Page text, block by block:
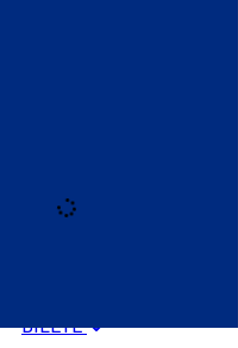
BILETE